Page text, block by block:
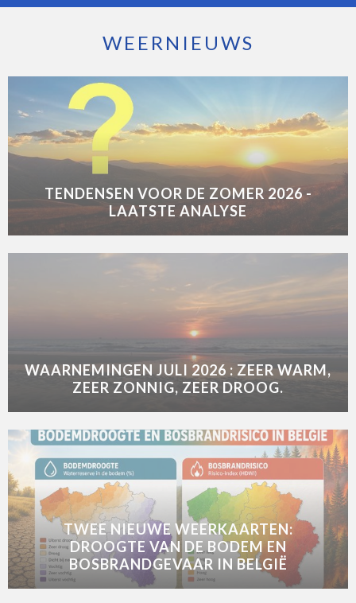
WEERNIEUWS
TENDENSEN VOOR DE ZOMER 2026 -
LAATSTE ANALYSE
WAARNEMINGEN JULI 2026 : ZEER WARM,
ZEER ZONNIG, ZEER DROOG.
TWEE NIEUWE WEERKAARTEN:
DROOGTE VAN DE BODEM EN
BOSBRANDGEVAAR IN BELGIË